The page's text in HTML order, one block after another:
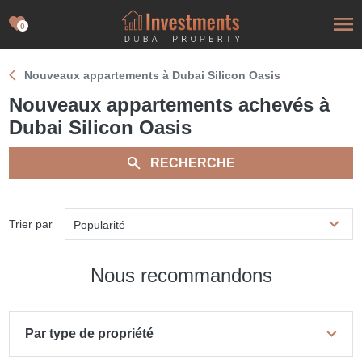
0
Nouveaux appartements à Dubai Silicon Oasis
Nouveaux appartements achevés à
Dubai Silicon Oasis
RECHERCHE
Trier par Popularité
Nous recommandons
Par type de propriété